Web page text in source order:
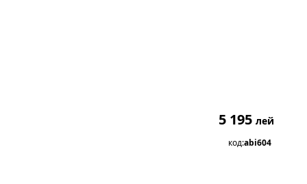
5 195 лей
код:abi604